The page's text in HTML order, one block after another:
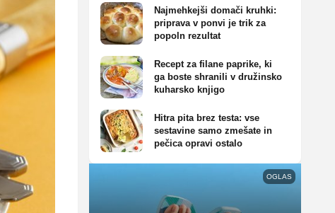
Najmehkejši domači kruhki:
priprava v ponvi je trik za
popoln rezultat
Recept za filane paprike, ki
ga boste shranili v družinsko
kuharsko knjigo
Hitra pita brez testa: vse
sestavine samo zmešate in
pečica opravi ostalo
OGLAS